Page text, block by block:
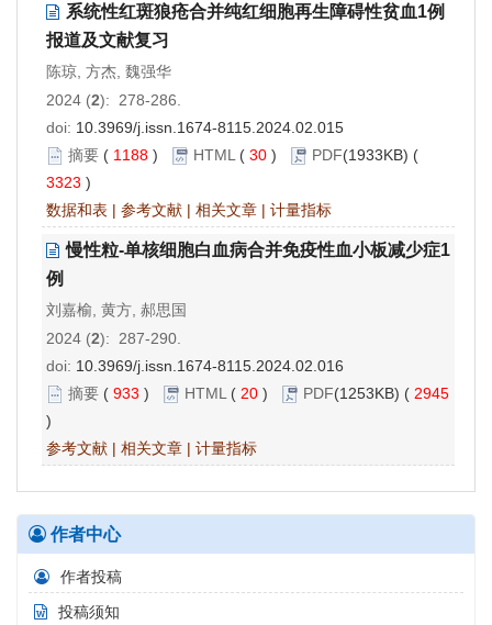
系统性红斑狼疮合并纯红细胞再生障碍性贫血1例
报道及文献复习
陈琼, 方杰, 魏强华
2024 (2): 278-286.
doi: 10.3969/j.issn.1674-8115.2024.02.015
摘要 ( 1188 ) HTML ( 30 ) PDF(1933KB) (
3323 )
数据和表 | 参考文献 | 相关文章 | 计量指标
慢性粒-单核细胞白血病合并免疫性血小板减少症1
例
刘嘉榆, 黄方, 郝思国
2024 (2): 287-290.
doi: 10.3969/j.issn.1674-8115.2024.02.016
摘要 ( 933 ) HTML ( 20 ) PDF(1253KB) ( 2945
)
参考文献 | 相关文章 | 计量指标
作者中心
作者投稿
投稿须知